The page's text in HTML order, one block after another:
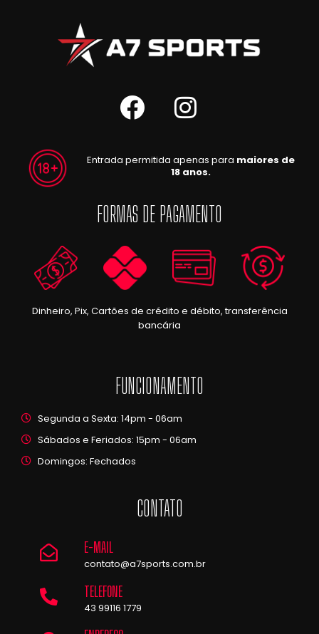
Entrada permitida apenas para maiores de
18 anos.
FORMAS DE PAGAMENTO
Dinheiro, Pix, Cartões de crédito e débito, transferência
bancária
FUNCIONAMENTO
Segunda a Sexta: 14pm - 06am
Sábados e Feriados: 15pm - 06am
Domingos: Fechados
CONTATO
E-MAIL
contato@a7sports.com.br
TELEFONE
43 99116 1779